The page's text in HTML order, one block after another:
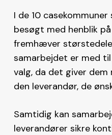
I de 10
besøgt med henblik
fremhæver
samarbejdet er med
valg, da det giver
den leverandør, de
Samtidig kan
leverandører sikre